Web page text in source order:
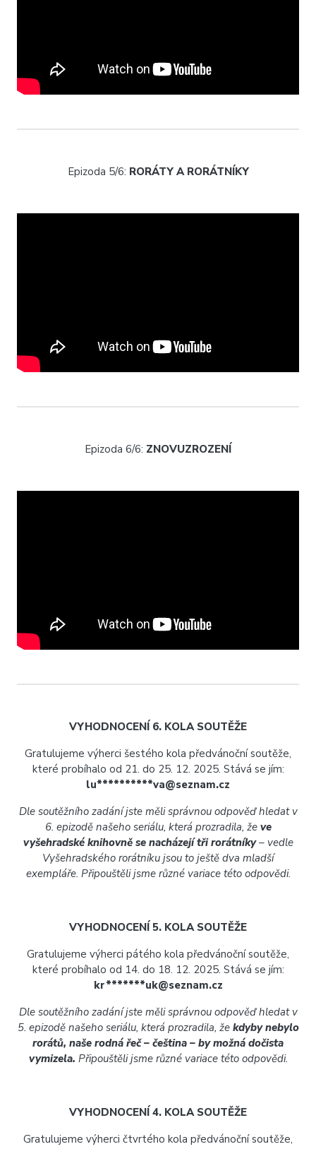
Epizoda 5/6: RORÁTY A RORÁTNÍKY
Epizoda 6/6: ZNOVUZROZENÍ
VYHODNOCENÍ 6. KOLA SOUTĚŽE
Gratulujeme výherci šestého kola předvánoční soutěže,
které probíhalo od 21. do 25. 12. 2025. Stává se jím:
lu**********va@seznam.cz
Dle soutěžního zadání jste měli správnou odpověď hledat v
6. epizodě našeho seriálu, která prozradila, že ve
vyšehradské knihovně se nacházejí tři rorátníky– vedle
Vyšehradského rorátníku jsou to ještě dva mladší
exempláře. Připouštěli jsme různé variace této odpovědi.
VYHODNOCENÍ 5. KOLA SOUTĚŽE
Gratulujeme výherci pátého kola předvánoční soutěže,
které probíhalo od 14. do 18. 12. 2025. Stává se jím:
kr*******uk@seznam.cz
Dle soutěžního zadání jste měli správnou odpověď hledat v
5. epizodě našeho seriálu, která prozradila, že kdyby nebylo
rorátů, naše rodná řeč – čeština – by možná dočista
vymizela. Připouštěli jsme různé variace této odpovědi.
VYHODNOCENÍ 4. KOLA SOUTĚŽE
Gratulujeme výherci čtvrtého kola předvánoční soutěže,